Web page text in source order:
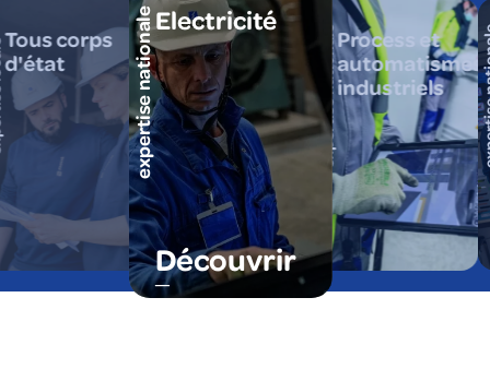
Tous corps
d'état
Electricité
Découvrir
expertise nationale
Process et
automatismes
industriels
expertise nationale